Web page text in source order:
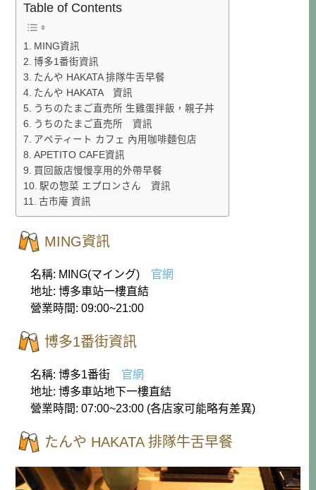
Table of Contents
MING資訊
博多1番街資訊
たんや HAKATA 排隊牛舌早餐
たんや HAKATA 資訊
うちのたまご直売所 生雞蛋拌飯，親子丼
うちのたまご直売所 資訊
アペティート カフェ 內用咖啡麵包店
APETITO CAFE資訊
買回飯店慢慢享用的外帶早餐
駅の惣菜 エプロンさん 資訊
古市庵 資訊
MING資訊
名稱: MING(マイング) 官網
地址: 博多車站一樓直結
營業時間: 09:00~21:00
博多1番街資訊
名稱: 博多1番街 官網
地址: 博多車站地下一樓直結
營業時間: 07:00~23:00 (各店家可能略有差異)
たんや HAKATA 排隊牛舌早餐